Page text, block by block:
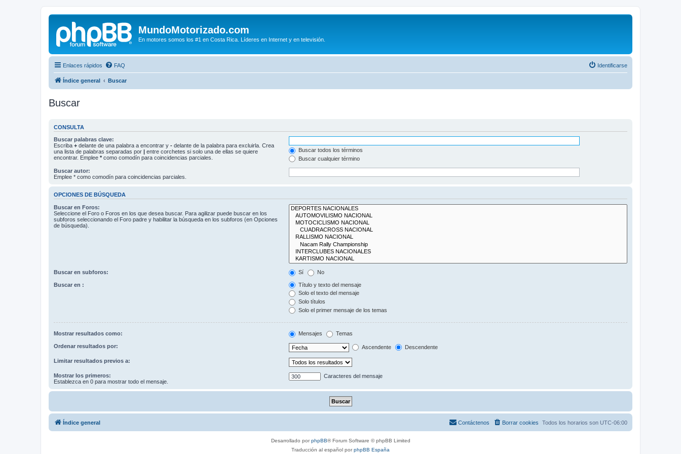
MundoMotorizado.com
En motores somos los #1 en Costa Rica. Líderes en Internet y en televisión.
Enlaces rápidos FAQ Identificarse
Índice general Buscar
Buscar
CONSULTA
Buscar palabras clave:
Escriba + delante de una palabra a encontrar y - delante de la palabra para excluirla. Crea
una lista de palabras separadas por | entre corchetes si solo una de ellas se quiere
encontrar. Emplee * como comodín para coincidencias parciales.
Buscar todos los términos
Buscar cualquier término
Buscar autor:
Emplee * como comodín para coincidencias parciales.
OPCIONES DE BÚSQUEDA
Buscar en Foros:
Seleccione el Foro o Foros en los que desea buscar. Para agilizar puede buscar en los
subforos seleccionando el Foro padre y habilitar la búsqueda en los subforos (en Opciones
de búsqueda).
Buscar en subforos: Sí No
Buscar en :
Título y texto del mensaje
Solo el texto del mensaje
Solo títulos
Solo el primer mensaje de los temas
Mostrar resultados como: Mensajes Temas
Ordenar resultados por: Ascendente Descendente
Limitar resultados previos a:
Mostrar los primeros:
Establezca en 0 para mostrar todo el mensaje.
Caracteres del mensaje
Índice general Todos los horarios son UTC-06:00
Borrar cookies
Contáctenos
Desarrollado porphpBB® Forum Software © phpBB Limited
Traducción al español porphpBB España